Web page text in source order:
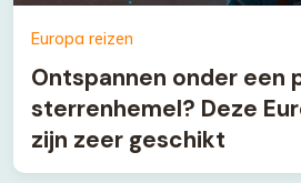
Europa reizen
Ontspannen onder een
sterrenhemel? Deze
zijn zeer geschikt